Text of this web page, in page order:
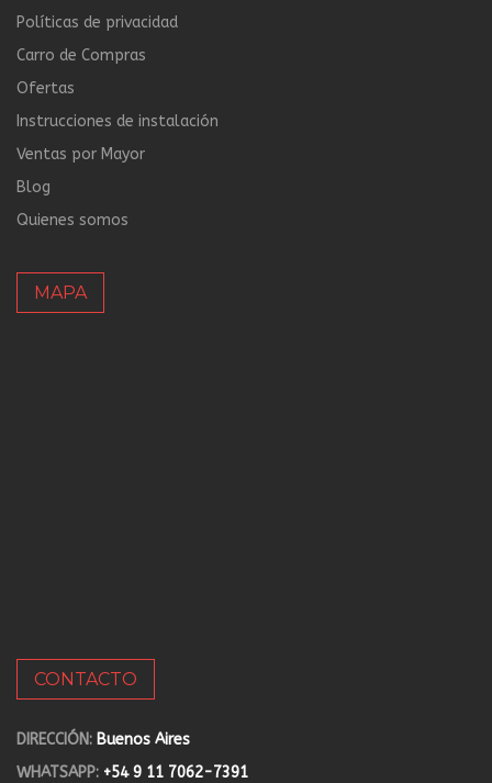
Políticas de privacidad
Carro de Compras
Ofertas
Instrucciones de instalación
Ventas por Mayor
Blog
Quienes somos
MAPA
CONTACTO
DIRECCIÓN: Buenos Aires
WHATSAPP: +54 9 11 7062-7391